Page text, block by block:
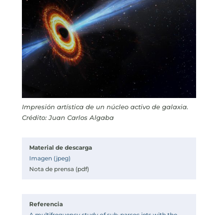
Impresión artística de un núcleo activo de galaxia.
Crédito: Juan Carlos Algaba
Material de descarga
Imagen (jpeg)
Nota de prensa (pdf)
Referencia